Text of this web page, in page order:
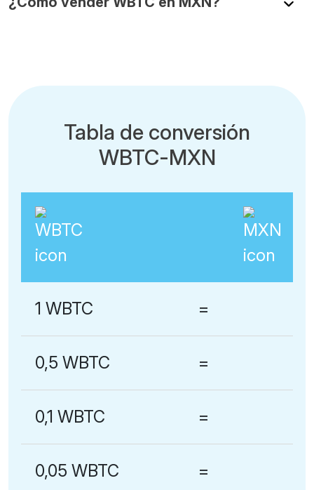
Tabla de conversión
WBTC-MXN
1 WBTC =
0,5 WBTC =
0,1 WBTC =
0,05 WBTC =